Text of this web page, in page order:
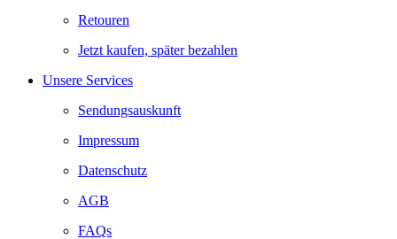
Retouren
Jetzt kaufen, später bezahlen
Unsere Services
Sendungsauskunft
Impressum
Datenschutz
AGB
FAQs